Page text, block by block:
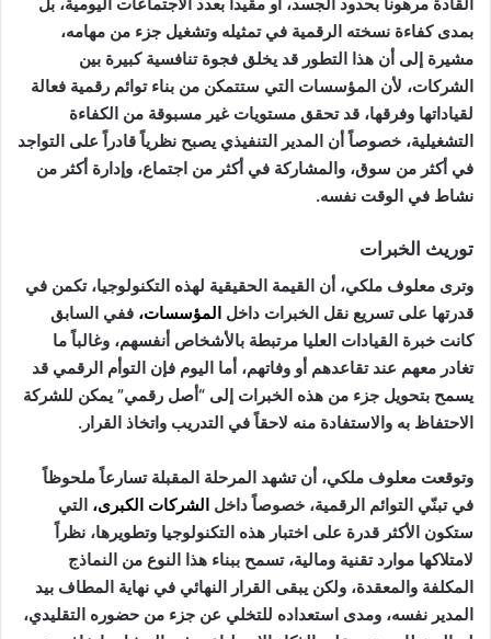
القادة مرهوناً بحدود الجسد، أو مقيداً بعدد الاجتماعات اليومية، بل
بمدى كفاءة نسخته الرقمية في تمثيله وتشغيل جزء من مهامه،
مشيرة إلى أن هذا التطور قد يخلق فجوة تنافسية كبيرة بين
الشركات، لأن المؤسسات التي ستتمكن من بناء توائم رقمية فعالة
لقياداتها وفرقها، قد تحقق مستويات غير مسبوقة من الكفاءة
التشغيلية، خصوصاً أن المدير التنفيذي يصبح نظرياً قادراً على التواجد
في أكثر من سوق، والمشاركة في أكثر من اجتماع، وإدارة أكثر من
نشاط في الوقت نفسه.
توريث الخبرات
وترى معلوف ملكي، أن القيمة الحقيقية لهذه التكنولوجيا، تكمن في
قدرتها على تسريع نقل الخبرات داخل المؤسسات، ففي السابق
كانت خبرة القيادات العليا مرتبطة بالأشخاص أنفسهم، وغالباً ما
تغادر معهم عند تقاعدهم أو وفاتهم، أما اليوم فإن التوأم الرقمي قد
يسمح بتحويل جزء من هذه الخبرات إلى “أصل رقمي” يمكن للشركة
الاحتفاظ به والاستفادة منه لاحقاً في التدريب واتخاذ القرار.
وتوقعت معلوف ملكي، أن تشهد المرحلة المقبلة تسارعاً ملحوظاً
في تبنّي التوائم الرقمية، خصوصاً داخل الشركات الكبرى، التي
ستكون الأكثر قدرة على اختبار هذه التكنولوجيا وتطويرها، نظراً
لامتلاكها موارد تقنية ومالية، تسمح ببناء هذا النوع من النماذج
المكلفة والمعقدة، ولكن يبقى القرار النهائي في نهاية المطاف بيد
المدير نفسه، ومدى استعداده للتخلي عن جزء من حضوره التقليدي،